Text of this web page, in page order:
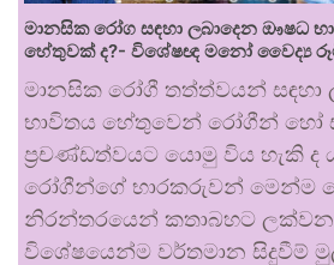
මානසික රෝග සඳහා ලබාදෙන ඖෂධ
හේතුවක් ද?- විශේෂඥ මනෝ වෛද්‍ය
මානසික රෝගී තත්ත්වයන් සඳහා
භාවිතය හේතුවෙන් රෝගීන් හෝ
ප්‍රචණ්ඩත්වයට යොමු විය හැකි
රෝගීන්ගේ භාරකරුවන් මෙන්ම
නිරන්තරයෙන් කතාබහට ලක්වන
විශේෂයෙන්ම වර්තමාන සිදුවීම්